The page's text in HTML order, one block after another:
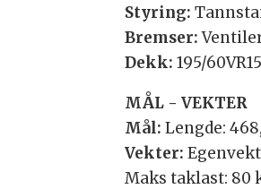
Styring:
Bremser:
Dekk: 195/
MÅL - VEKTER
Mål: Lengde:
Vekter:
Maks taklast: 80